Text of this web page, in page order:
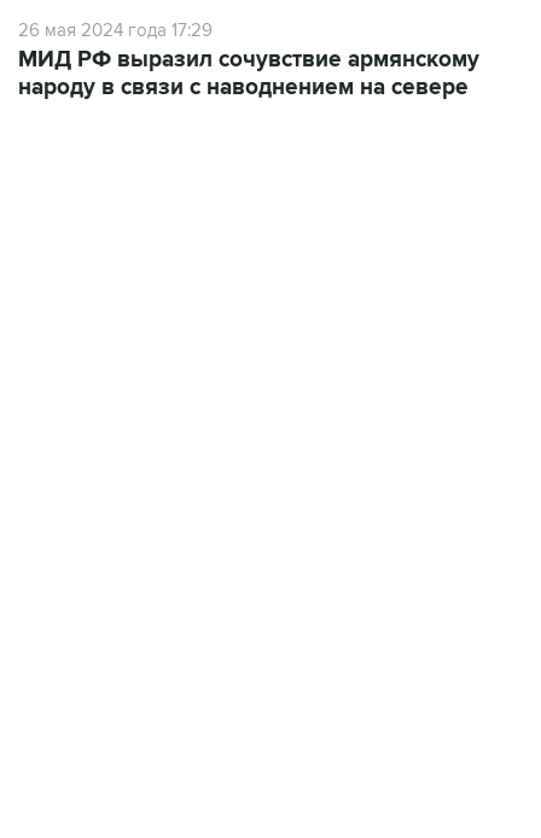
26 мая 2024 года 17:29
МИД РФ выразил сочувствие армянскому
народу в связи с наводнением на севере